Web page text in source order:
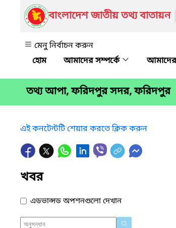
বাংলাদেশ জাতীয় তথ্য বাতায়ন
মেনু নির্বাচন করুন
আমাদের সম্পর্কে
তথ্য আপা, ফরিদপুর সদর, ফরিদপুর
এই কনটেন্টটি শেয়ার করতে ক্লিক করুন
খবর
এডভান্সড অপশনগুলো দেখান